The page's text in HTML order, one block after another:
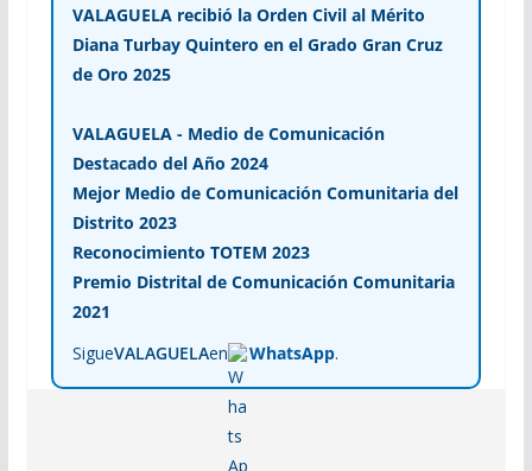
VALAGUELA recibió la Orden Civil al Mérito
Diana Turbay Quintero en el Grado Gran Cruz
de Oro 2025
VALAGUELA - Medio de Comunicación
Destacado del Año 2024
Mejor Medio de Comunicación Comunitaria del
Distrito 2023
Reconocimiento TOTEM 2023
Premio Distrital de Comunicación Comunitaria
2021
SigueVALAGUELAen WhatsApp.